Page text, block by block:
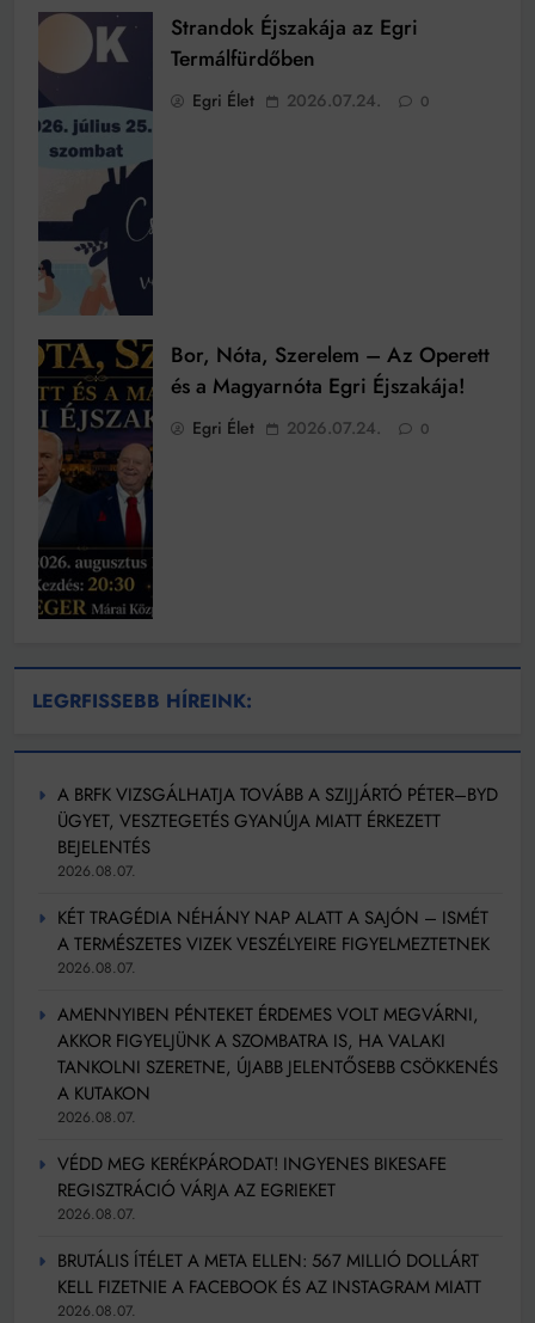
Strandok Éjszakája az Egri
Termálfürdőben
Egri Élet 2026.07.24. 0
Bor, Nóta, Szerelem – Az Operett
és a Magyarnóta Egri Éjszakája!
Egri Élet 2026.07.24. 0
LEGRFISSEBB HÍREINK:
A BRFK VIZSGÁLHATJA TOVÁBB A SZIJJÁRTÓ PÉTER–BYD
ÜGYET, VESZTEGETÉS GYANÚJA MIATT ÉRKEZETT
BEJELENTÉS
2026.08.07.
KÉT TRAGÉDIA NÉHÁNY NAP ALATT A SAJÓN – ISMÉT
A TERMÉSZETES VIZEK VESZÉLYEIRE FIGYELMEZTETNEK
2026.08.07.
AMENNYIBEN PÉNTEKET ÉRDEMES VOLT MEGVÁRNI,
AKKOR FIGYELJÜNK A SZOMBATRA IS, HA VALAKI
TANKOLNI SZERETNE, ÚJABB JELENTŐSEBB CSÖKKENÉS
A KUTAKON
2026.08.07.
VÉDD MEG KERÉKPÁRODAT! INGYENES BIKESAFE
REGISZTRÁCIÓ VÁRJA AZ EGRIEKET
2026.08.07.
BRUTÁLIS ÍTÉLET A META ELLEN: 567 MILLIÓ DOLLÁRT
KELL FIZETNIE A FACEBOOK ÉS AZ INSTAGRAM MIATT
2026.08.07.